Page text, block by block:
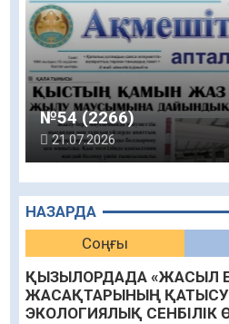
НАЗАРДА
Соңғы
ҚЫЗЫЛОРДАДА «ЖАСЫЛ
ЖАСАҚТАРЫНЫҢ
ЭКОЛОГИЯЛЫҚ СЕНБІЛІК
№54 (2266)
21.07.2026